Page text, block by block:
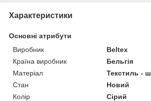
Характеристики
Основні атрибути
Виробник
Beltex
Країна виробник
Бельгія
Матеріал
Текстиль -
Стан
Новий
Колір
Сірий